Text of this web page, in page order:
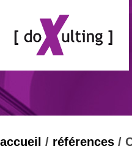
accueil / références /